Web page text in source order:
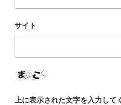
サイト
上に表示された文字を入力して